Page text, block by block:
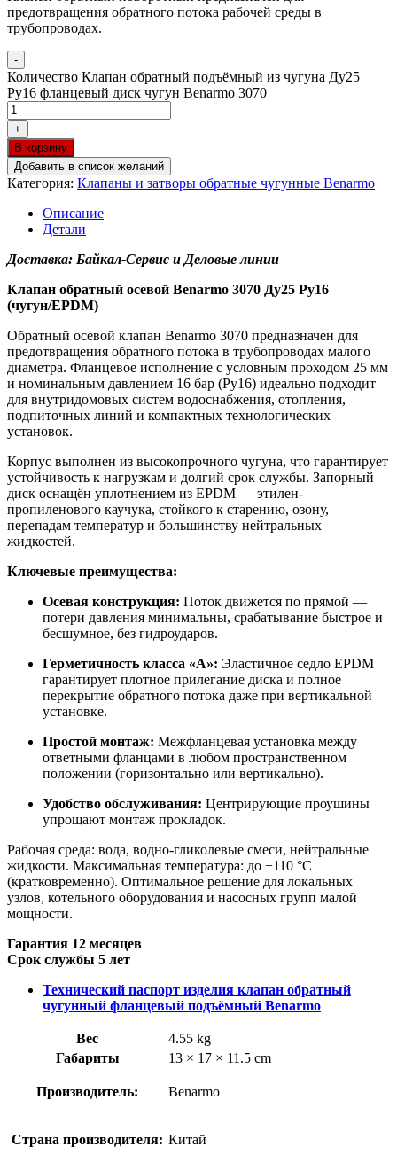
предотвращения обратного потока рабочей среды в
трубопроводах.
-
Количество Клапан обратный подъёмный из чугуна Ду25
Ру16 фланцевый диск чугун Benarmo 3070
+
В корзину
Добавить в список желаний
Категория: Клапаны и затворы обратные чугунные Benarmo
Описание
Детали
Доставка: Байкал-Сервис и Деловые линии
Клапан обратный осевой Benarmo 3070 Ду25 Ру16
(чугун/EPDM)
Обратный осевой клапан Benarmo 3070 предназначен для
предотвращения обратного потока в трубопроводах малого
диаметра. Фланцевое исполнение с условным проходом 25 мм
и номинальным давлением 16 бар (Ру16) идеально подходит
для внутридомовых систем водоснабжения, отопления,
подпиточных линий и компактных технологических
установок.
Корпус выполнен из высокопрочного чугуна, что гарантирует
устойчивость к нагрузкам и долгий срок службы. Запорный
диск оснащён уплотнением из EPDM — этилен-
пропиленового каучука, стойкого к старению, озону,
перепадам температур и большинству нейтральных
жидкостей.
Ключевые преимущества:
Осевая конструкция: Поток движется по прямой —
потери давления минимальны, срабатывание быстрое и
бесшумное, без гидроударов.
Герметичность класса «А»: Эластичное седло EPDM
гарантирует плотное прилегание диска и полное
перекрытие обратного потока даже при вертикальной
установке.
Простой монтаж: Межфланцевая установка между
ответными фланцами в любом пространственном
положении (горизонтально или вертикально).
Удобство обслуживания: Центрирующие проушины
упрощают монтаж прокладок.
Рабочая среда: вода, водно-гликолевые смеси, нейтральные
жидкости. Максимальная температура: до +110 °C
(кратковременно). Оптимальное решение для локальных
узлов, котельного оборудования и насосных групп малой
мощности.
Гарантия 12 месяцев
Срок службы 5 лет
Технический паспорт изделия клапан обратный
чугунный фланцевый подъёмный Benarmo
Вес
4.55 kg
Габариты
13 × 17 × 11.5 cm
Производитель: Benarmo
Страна производителя: Китай